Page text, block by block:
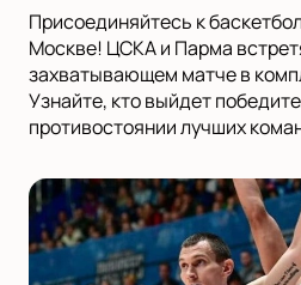
Присоединяйтесь к
Москве! ЦСКА и Парма
захватывающем матче в
Узнайте, кто выйдет
противостоянии лучших